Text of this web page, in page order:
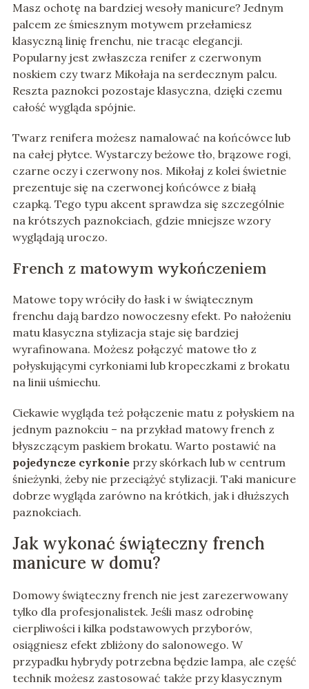
Masz ochotę na bardziej wesoły manicure? Jednym
palcem ze śmiesznym motywem przełamiesz
klasyczną linię frenchu, nie tracąc elegancji.
Popularny jest zwłaszcza renifer z czerwonym
noskiem czy twarz Mikołaja na serdecznym palcu.
Reszta paznokci pozostaje klasyczna, dzięki czemu
całość wygląda spójnie.
Twarz renifera możesz namalować na końcówce lub
na całej płytce. Wystarczy beżowe tło, brązowe rogi,
czarne oczy i czerwony nos. Mikołaj z kolei świetnie
prezentuje się na czerwonej końcówce z białą
czapką. Tego typu akcent sprawdza się szczególnie
na krótszych paznokciach, gdzie mniejsze wzory
wyglądają uroczo.
French z matowym wykończeniem
Matowe topy wróciły do łask i w świątecznym
frenchu dają bardzo nowoczesny efekt. Po nałożeniu
matu klasyczna stylizacja staje się bardziej
wyrafinowana. Możesz połączyć matowe tło z
połyskującymi cyrkoniami lub kropeczkami z brokatu
na linii uśmiechu.
Ciekawie wygląda też połączenie matu z połyskiem na
jednym paznokciu – na przykład matowy french z
błyszczącym paskiem brokatu. Warto postawić na
pojedyncze cyrkonieprzy skórkach lub w centrum
śnieżynki, żeby nie przeciążyć stylizacji. Taki manicure
dobrze wygląda zarówno na krótkich, jak i dłuższych
paznokciach.
Jak wykonać świąteczny french
manicure w domu?
Domowy świąteczny french nie jest zarezerwowany
tylko dla profesjonalistek. Jeśli masz odrobinę
cierpliwości i kilka podstawowych przyborów,
osiągniesz efekt zbliżony do salonowego. W
przypadku hybrydy potrzebna będzie lampa, ale część
technik możesz zastosować także przy klasycznym